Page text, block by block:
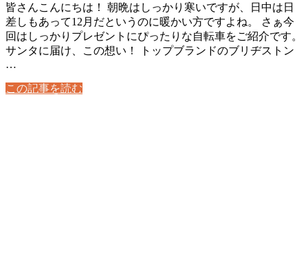
皆さんこんにちは！ 朝晩はしっかり寒いですが、日中は日
差しもあって12月だというのに暖かい方ですよね。 さぁ今
回はしっかりプレゼントにぴったりな自転車をご紹介です。
サンタに届け、この想い！ トップブランドのブリヂストン
…
この記事を読む